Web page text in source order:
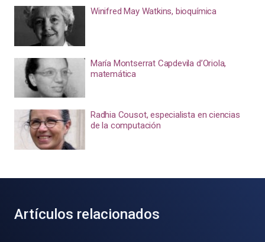
Winifred May Watkins, bioquímica
María Montserrat Capdevila d’Oriola,
matemática
Radhia Cousot, especialista en ciencias
de la computación
Artículos relacionados